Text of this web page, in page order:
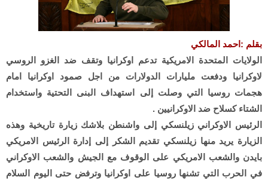
بقلم :احمد المالكي
الولايات المتحدة الامريكية تدعم اوكرانيا وتقف ضد الغزو الروسي
لاوكرانيا ودفعت مليارات الدولارات من اجل صمود اوكرانيا امام
هجمات روسيا التي وصلت إلى استهداف البنى التحتية واستخدام
الشتاء كسلاح ضد الاوكرانيين .
الرئيس الاوكراني زيلنسكي إلى واشنطن بلاشك زيارة تاريخية وهذه
الزيارة يريد منها زيلنسكي تقديم الشكر إلى إدارة الرئيس الامريكي
بايدن والشعب الامريكي على الوقوف مع الجيش والشعب الاوكراني
في الحرب التي تشنها روسيا على اوكرانيا وترفض حتى اليوم السلام